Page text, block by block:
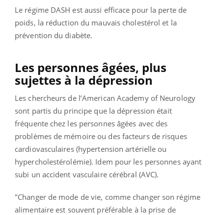
Le régime DASH est aussi efficace pour la perte de
poids, la réduction du mauvais cholestérol et la
prévention du diabète.
Les personnes âgées, plus
sujettes à la dépression
Les chercheurs de l’American Academy of Neurology
sont partis du principe que la dépression était
fréquente chez les personnes âgées avec des
problèmes de mémoire ou des facteurs de risques
cardiovasculaires (hypertension artérielle ou
hypercholestérolémie). Idem pour les personnes ayant
subi un accident vasculaire cérébral (AVC).
"Changer de mode de vie, comme changer son régime
alimentaire est souvent préférable à la prise de